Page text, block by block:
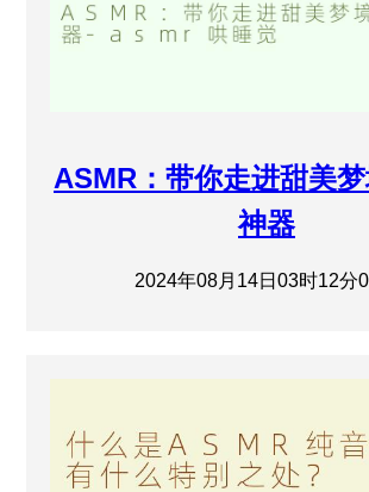
ASMR：带你走进甜美
神器
2024年08月14日03时12分